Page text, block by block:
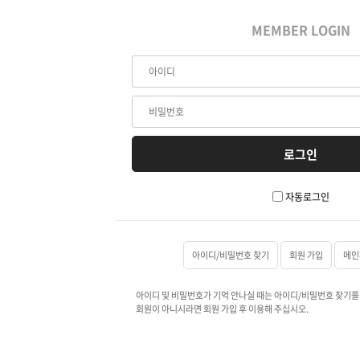
MEMBER LOGIN
자동로그인
아이디/비밀번호 찾기 회원 가입 메
아이디 및 비밀번호가 기억 안나실 때는 아이디/비밀번호 찾기
회원이 아니시라면 회원 가입 후 이용해 주십시오.